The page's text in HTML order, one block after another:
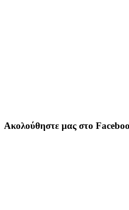
Ακολούθηστε μας στο